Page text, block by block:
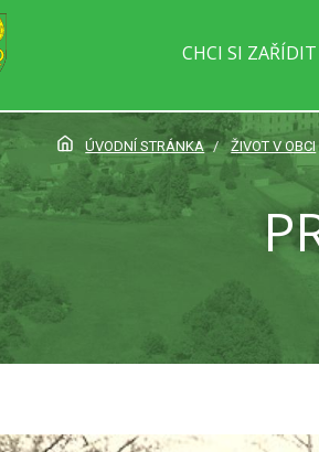
CHCI SI ZAŘÍDIT
ÚVODNÍ STRÁNKA ŽIVOT V OBCI